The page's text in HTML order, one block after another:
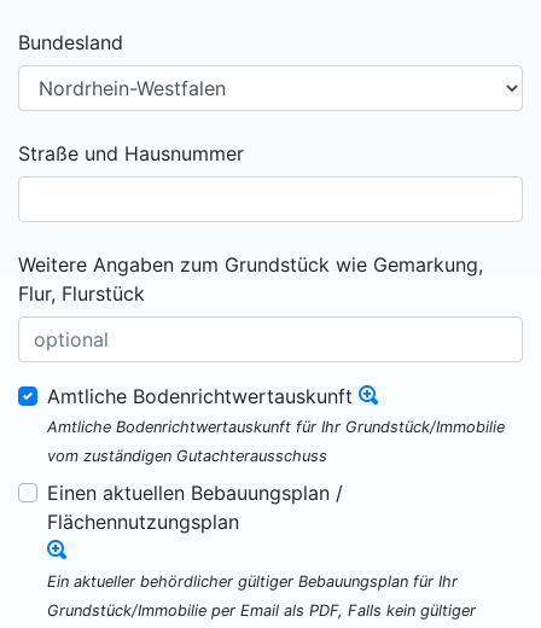
Bundesland
Straße und Hausnummer
Weitere Angaben zum Grundstück wie Gemarkung,
Flur, Flurstück
Amtliche Bodenrichtwertauskunft
Amtliche Bodenrichtwertauskunft für Ihr Grundstück/Immobilie
vom zuständigen Gutachterausschuss
Einen aktuellen Bebauungsplan /
Flächennutzungsplan
Ein aktueller behördlicher gültiger Bebauungsplan für Ihr
Grundstück/Immobilie per Email als PDF, Falls kein gültiger